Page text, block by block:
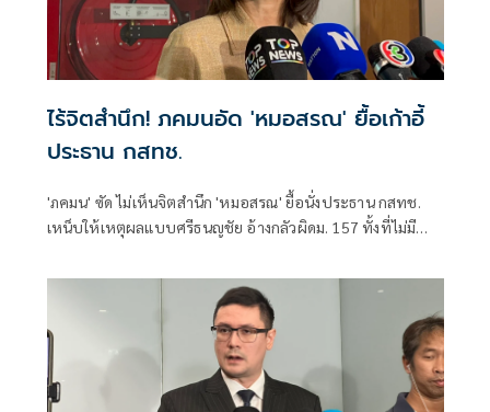
ไร้จิตสำนึก! ภคมนอัด 'หมอสรณ' ยื้อเก้าอี้
ประธาน กสทช.
'ภคมน' ซัด ไม่เห็นจิตสำนึก 'หมอสรณ' ยื้อนั่งประธาน กสทช.
เหน็บให้เหตุผลแบบศรีธนญชัย อ้างกลัวผิดม. 157 ทั้งที่ไม่มี
ตำแหน่งได้แล้ว